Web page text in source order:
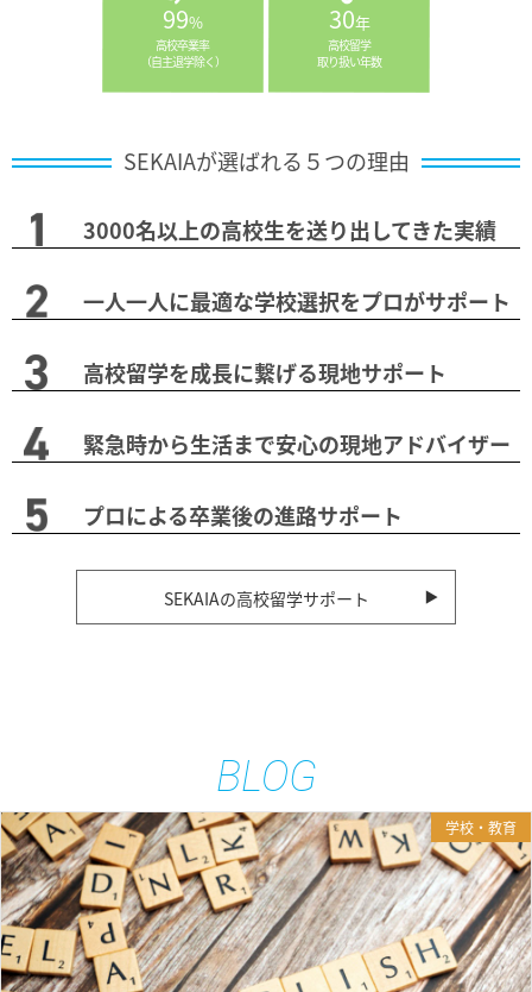
99%
高校卒業率
（自主退学除く）
30年
高校留学
取り扱い年数
SEKAIAが選ばれる５つの理由
3000名以上の高校生を送り出してきた実績
一人一人に最適な学校選択をプロがサポート
高校留学を成長に繋げる現地サポート
緊急時から生活まで安心の現地アドバイザー
プロによる卒業後の進路サポート
SEKAIAの高校留学サポート
BLOG
学校・教育